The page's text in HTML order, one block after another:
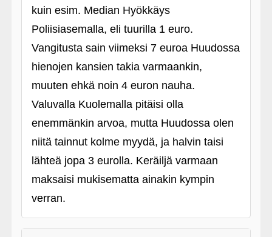
kuin esim. Median Hyökkäys
Poliisiasemalla, eli tuurilla 1 euro.
Vangitusta sain viimeksi 7 euroa Huudossa
hienojen kansien takia varmaankin,
muuten ehkä noin 4 euron nauha.
Valuvalla Kuolemalla pitäisi olla
enemmänkin arvoa, mutta Huudossa olen
niitä tainnut kolme myydä, ja halvin taisi
lähteä jopa 3 eurolla. Keräiljä varmaan
maksaisi mukisematta ainakin kympin
verran.